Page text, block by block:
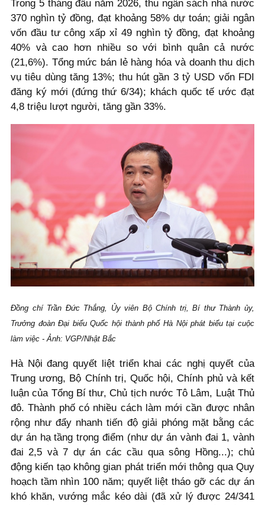
Trong 5 tháng đầu năm 2026, thu ngân sách nhà nước
370 nghìn tỷ đồng, đạt khoảng 58% dự toán; giải ngân
vốn đầu tư công xấp xỉ 49 nghìn tỷ đồng, đạt khoảng
40% và cao hơn nhiều so với bình quân cả nước
(21,6%). Tổng mức bán lẻ hàng hóa và doanh thu dịch
vụ tiêu dùng tăng 13%; thu hút gần 3 tỷ USD vốn FDI
đăng ký mới (đứng thứ 6/34); khách quốc tế ước đạt
4,8 triệu lượt người, tăng gần 33%.
Đồng chí Trần Đức Thắng, Ủy viên Bộ Chính trị, Bí thư Thành ủy,
Trưởng đoàn Đại biểu Quốc hội thành phố Hà Nội phát biểu tại cuộc
làm việc - Ảnh: VGP/Nhật Bắc
Hà Nội đang quyết liệt triển khai các nghị quyết của
Trung ương, Bộ Chính trị, Quốc hội, Chính phủ và kết
luận của Tổng Bí thư, Chủ tịch nước Tô Lâm, Luật Thủ
đô. Thành phố có nhiều cách làm mới cần được nhân
rộng như đẩy nhanh tiến độ giải phóng mặt bằng các
dự án hạ tầng trọng điểm (như dự án vành đai 1, vành
đai 2,5 và 7 dự án các cầu qua sông Hồng...); chủ
động kiến tạo không gian phát triển mới thông qua Quy
hoạch tầm nhìn 100 năm; quyết liệt tháo gỡ các dự án
khó khăn, vướng mắc kéo dài (đã xử lý được 24/341